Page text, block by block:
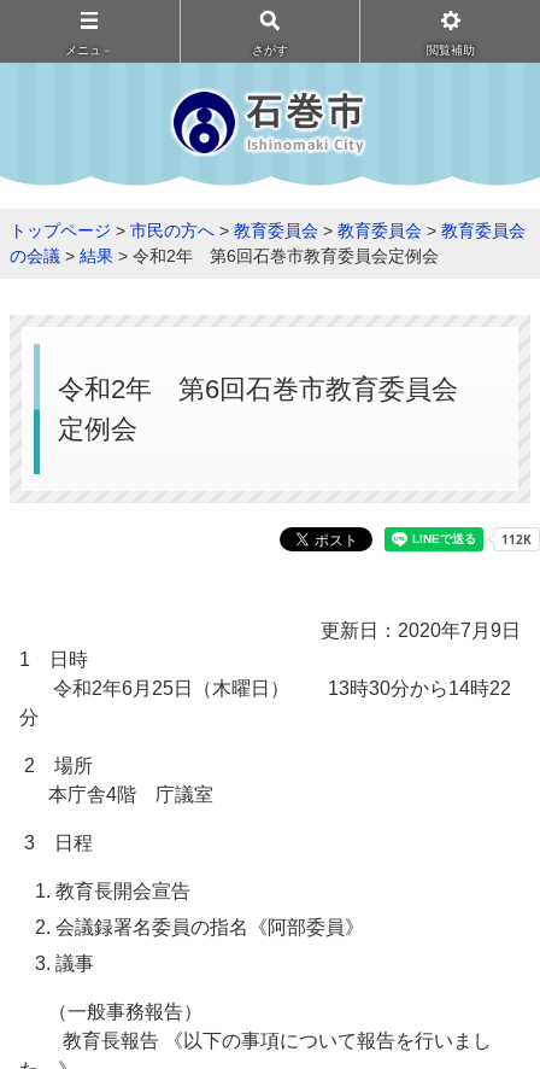
メニュ－ さがす 閲覧補助
トップページ > 市民の方へ > 教育委員会 > 教育委員会 > 教育委員会
の会議 > 結果 > 令和2年 第6回石巻市教育委員会定例会
令和2年 第6回石巻市教育委員会
定例会
更新日：2020年7月9日
1 日時
令和2年6月25日（木曜日） 13時30分から14時22
分
2 場所
本庁舎4階 庁議室
3 日程
教育長開会宣告
会議録署名委員の指名《阿部委員》
議事
（一般事務報告）
教育長報告 《以下の事項について報告を行いまし